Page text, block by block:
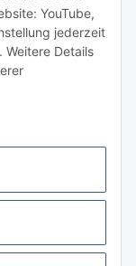
YouTube,
jederzeit
Details